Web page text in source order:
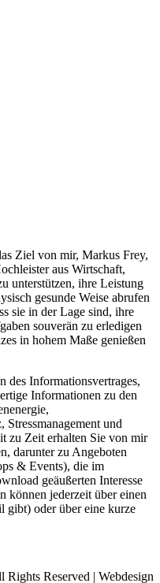
Ziel von mir, Markus Frey,
aus Wirtschaft,
unterstützen, ihre Leistung
gesunde Weise abrufen
sie in der Lage sind, ihre
souverän zu erledigen
in hohem Maße genießen
des Informationsvertrages,
Informationen zu den
und
zu Zeit erhalten Sie von mir
darunter zu Angeboten
& Events), die im
geäußerten Interesse
können jederzeit über einen
gibt) oder über eine kurze
Reserved | Webdesign